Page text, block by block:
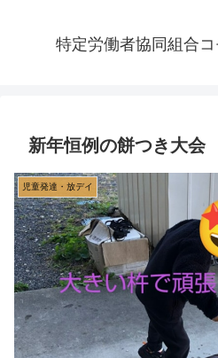
特定労働者協同組合
新年恒例の餅つき大会
児童発達・放デイ